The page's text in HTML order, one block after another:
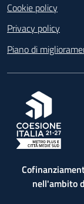
Cookie policy
Privacy policy
Piano di
, apre in una nuova
nell'ambito